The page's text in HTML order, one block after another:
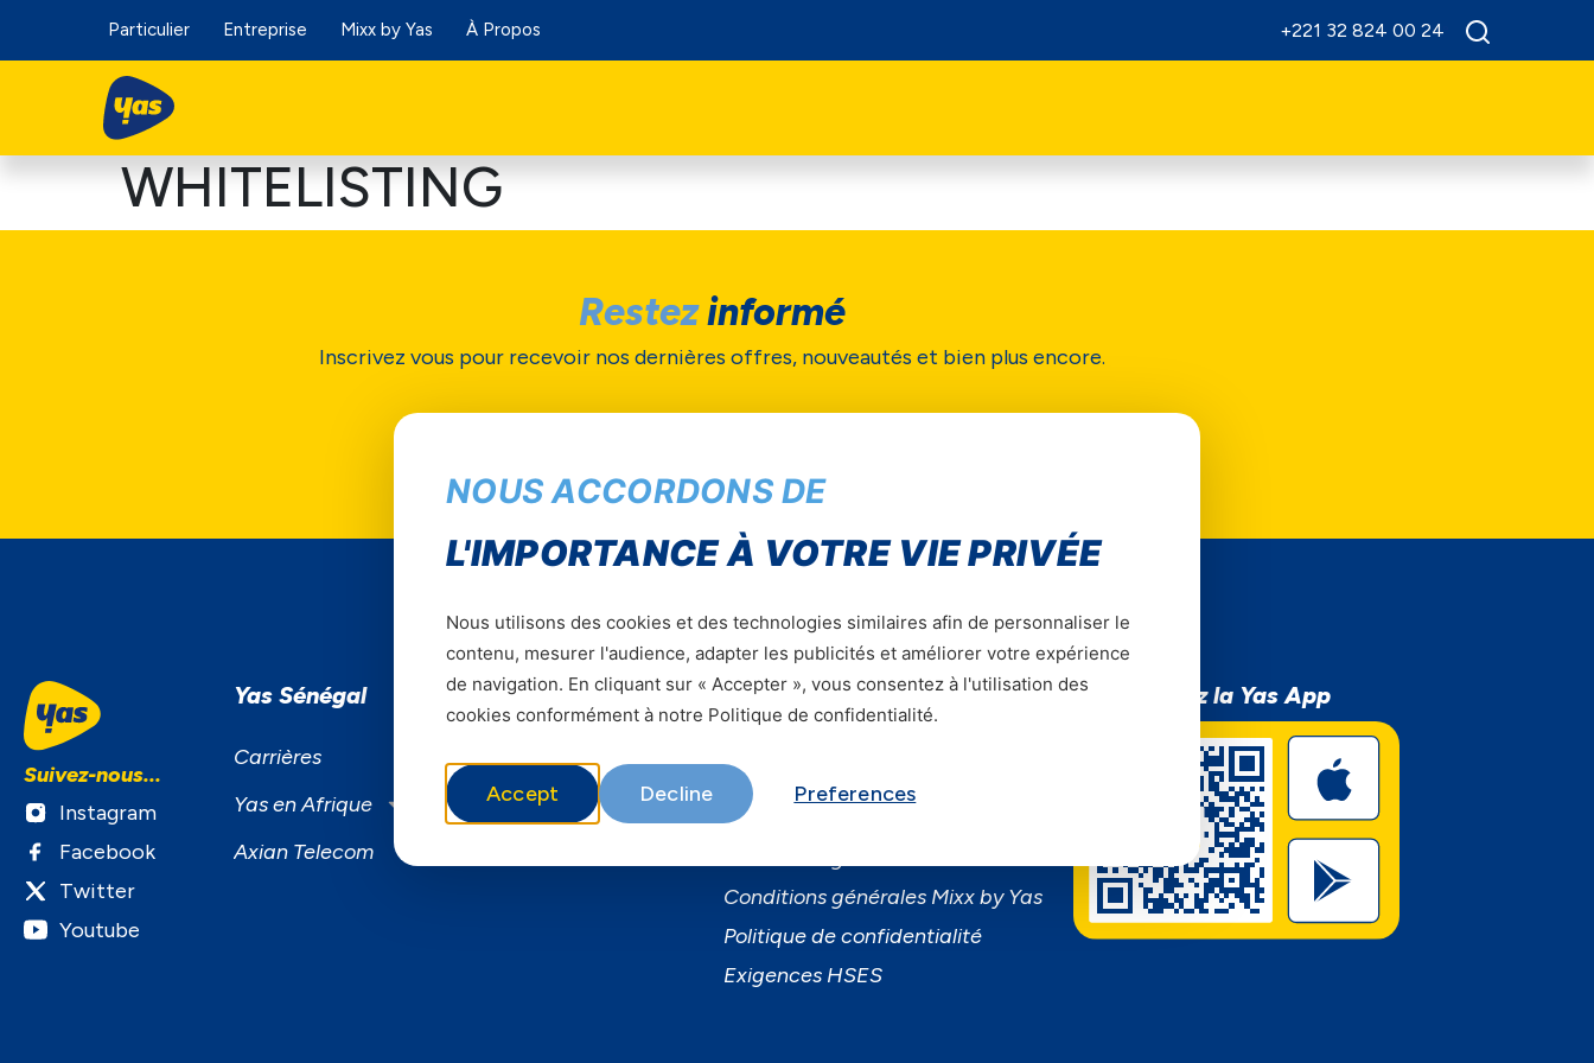
Particulier Entreprise Mixx by Yas À Propos +221 32 824 00 24
WHITELISTING
Restezinformé
Inscrivez vous pour recevoir nos dernières offres, nouveautés et bien plus encore.
Suivez-nous...
Instagram
Facebook
Twitter
Youtube
Yas Sénégal
Carrières
Yas en Afrique
Axian Telecom
Services
Business
Informations utiles
Trouvez une agence
Assistance
Conditions générales Mixx by Yas
Politique de confidentialité
Exigences HSES
Téléchargez la Yas App
NOUS ACCORDONS DE
L'IMPORTANCE À VOTRE VIE PRIVÉE
Nous utilisons des cookies et des technologies similaires afin de personnaliser le
contenu, mesurer l'audience, adapter les publicités et améliorer votre expérience
de navigation. En cliquant sur « Accepter », vous consentez à l'utilisation des
cookies conformément à notre Politique de confidentialité.
Accept Decline Preferences